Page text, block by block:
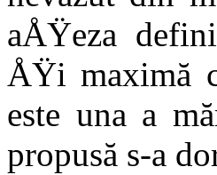
aÅŸeza
ÅŸi maxi­mă
este una a
propusă s-a